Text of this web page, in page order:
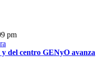
pm
del centro GENyO avanza